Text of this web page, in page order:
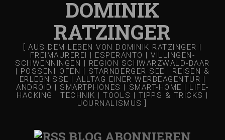
DOMINIK
RATZINGER
[ AUS DEM LEBEN VON DOMINIK RATZINGER |
FREIMAUREREI | ESPERANTO | VILLINGEN-
SCHWENNINGEN | REGION SCHWARZWALD-BAAR
| POSSENHOFEN | STARNBERGER SEE | REISEN &
ERLEBNISSE | ALLTAG EINER WERBEAGENTUR |
ANDROID | SMARTPHONES | SMART-HOME | LIFE-
HACKING | TECHNIK | TOOLS | TIPPS & TRICKS |
JOURNALISMUS ]
BLOG ABONNIEREN